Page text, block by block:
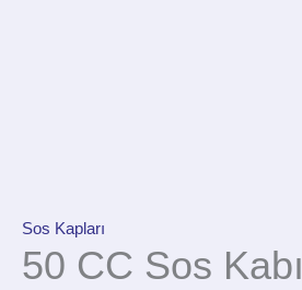
Sos Kapları
50 CC Sos Kabı